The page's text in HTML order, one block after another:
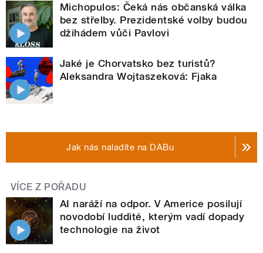
Michopulos: Čeká nás občanská válka
bez střelby. Prezidentské volby budou
džihádem vůči Pavlovi
Jaké je Chorvatsko bez turistů?
Aleksandra Wojtaszeková: Fjaka
Jak nás naladíte na DABu
VÍCE Z POŘADU
AI naráží na odpor. V Americe posilují
novodobí luddité, kterým vadí dopady
technologie na život